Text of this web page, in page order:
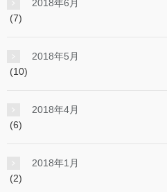
2018年6月
(7)
2018年5月
(10)
2018年4月
(6)
2018年1月
(2)